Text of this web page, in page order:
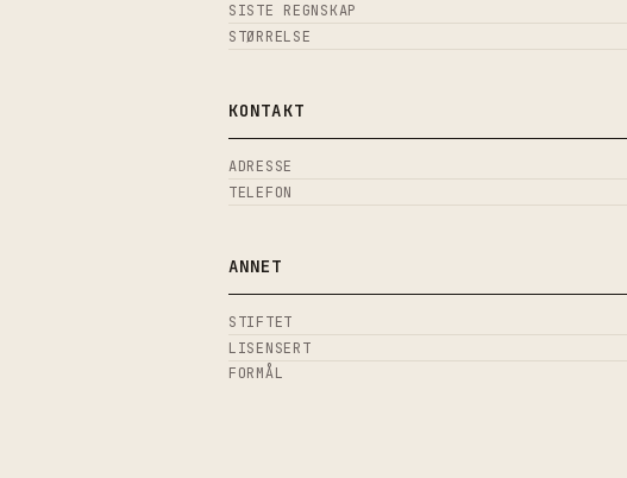
SISTE REGNSKAP
STØRRELSE
KONTAKT
ADRESSE
TELEFON
ANNET
STIFTET
LISENSERT
FORMÅL